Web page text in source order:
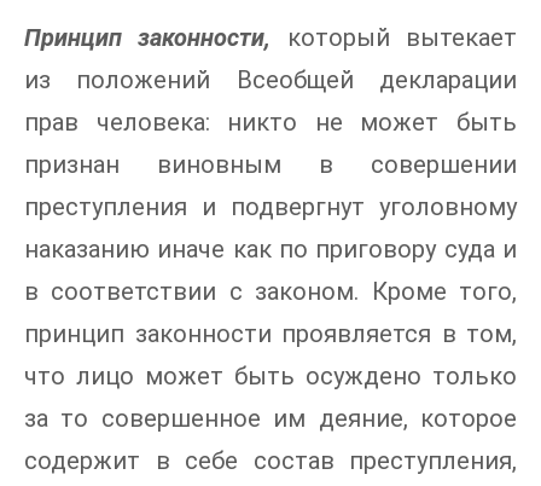
Принцип законности, который вытекает
из положений Всеобщей декларации
прав человека: никто не может быть
признан виновным в совершении
преступления и подвергнут уголовному
наказанию иначе как по приговору суда и
в соответствии с законом. Кроме того,
принцип законности проявляется в том,
что лицо может быть осуждено только
за то совершенное им деяние, которое
содержит в себе состав преступления,